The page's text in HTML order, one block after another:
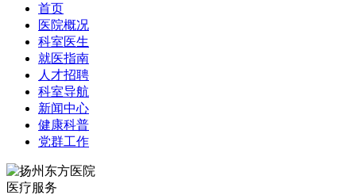
首页
医院概况
科室医生
就医指南
人才招聘
科室导航
新闻中心
健康科普
党群工作
医疗服务